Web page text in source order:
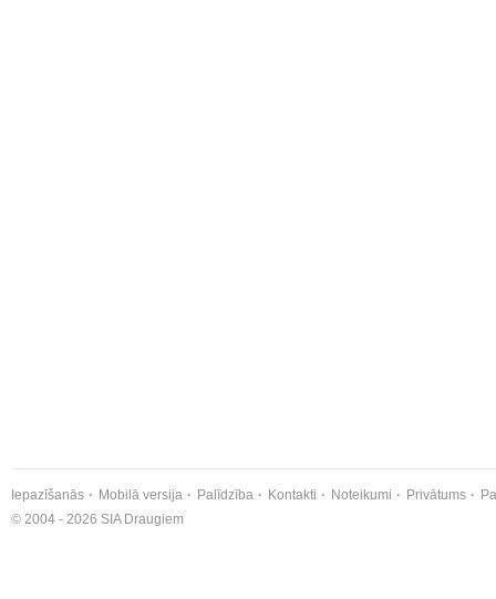
Iepazīšanās Mobilā versija Palīdzība Kontakti Noteikumi Privātums
© 2004 - 2026 SIA Draugiem